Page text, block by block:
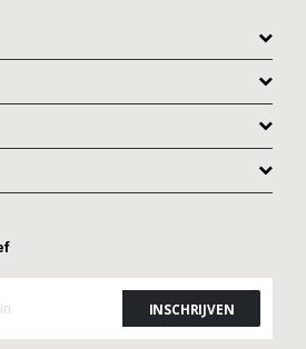
OFFERTE AANVRAGEN